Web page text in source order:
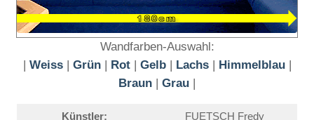
Wandfarben-Auswahl:
| Weiss| Grün| Rot| Gelb| Lachs| Himmelblau|
Braun | Grau |
Künstler: FUETSCH Fredy